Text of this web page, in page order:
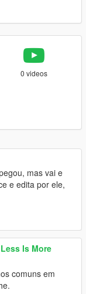
0 videos
mas vai e
e edita por ele,
Is More
comuns em